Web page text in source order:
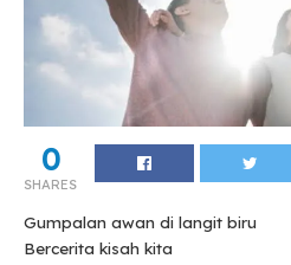
0
SHARES
Gumpalan awan di langit biru
Bercerita kisah kita